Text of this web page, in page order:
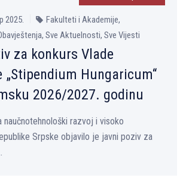
2025.
Fakulteti i Akademije,
Sve Aktuelnosti, Sve Vijesti
za konkurs Vlade
„Stipendium Hungaricum“
2026/2027. godinu
naučnotehnološki razvoj i visoko
Srpske objavilo je javni poziv za